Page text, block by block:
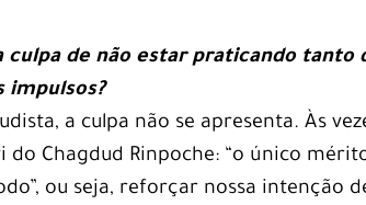
culpa de não estar praticando tanto
impulsos?
a culpa não se apresenta. Às
do Chagdud Rinpoche: “o único
ou seja, reforçar nossa intenção